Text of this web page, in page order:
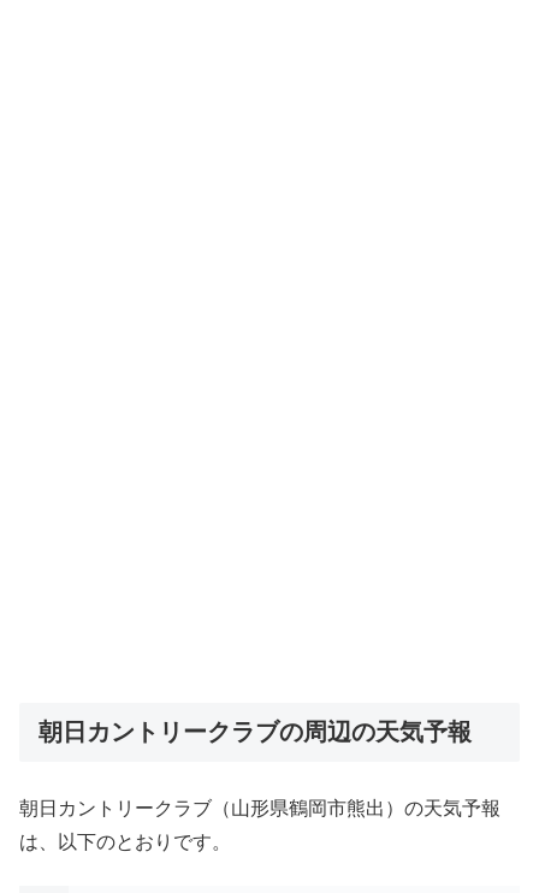
朝日カントリークラブの周辺の天気予報
朝日カントリークラブ（山形県鶴岡市熊出）の天気予報
は、以下のとおりです。